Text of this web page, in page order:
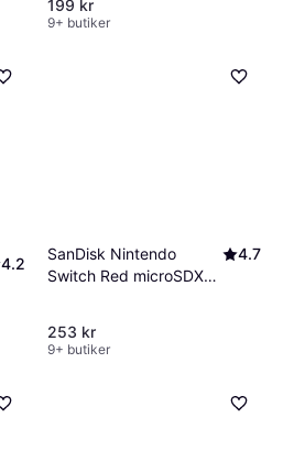
199 kr
9+ butiker
4.2
SanDisk Nintendo
Switch Red microSDXC
4.7
253 kr
9+ butiker